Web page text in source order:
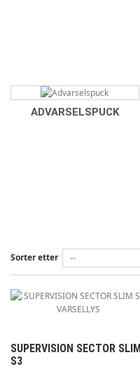
ADVARSELSPUCK
Sorter etter --
SUPERVISION SECTOR SLIM
S3